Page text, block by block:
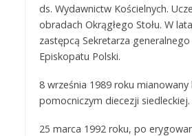
ds. Wydawnictw Kościelnych.
obradach Okrągłego Stołu. W
zastępcą Sekretarza
Episkopatu Polski.
8 września 1989 roku mianowany
pomocniczym diecezji siedleckiej.
25 marca 1992 roku, po